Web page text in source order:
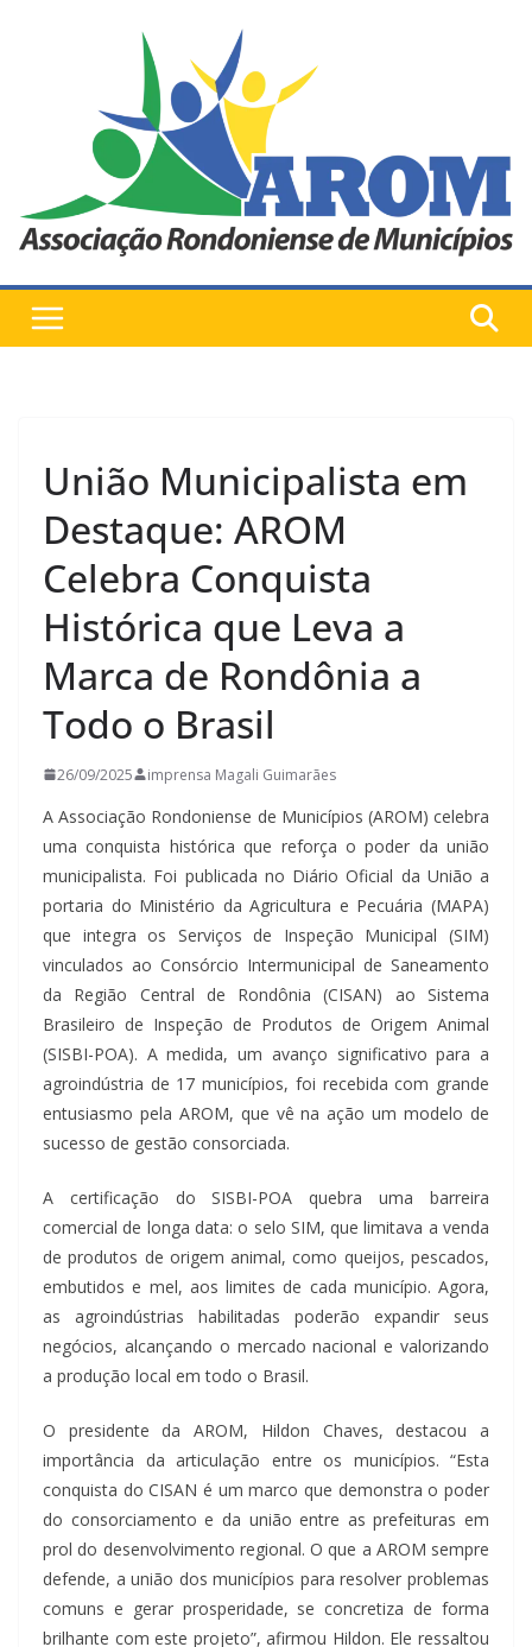
União Municipalista em
Destaque: AROM
Celebra Conquista
Histórica que Leva a
Marca de Rondônia a
Todo o Brasil
26/09/2025 imprensa Magali Guimarães
A Associação Rondoniense de Municípios (AROM) celebra
uma conquista histórica que reforça o poder da união
municipalista. Foi publicada no Diário Oficial da União a
portaria do Ministério da Agricultura e Pecuária (MAPA)
que integra os Serviços de Inspeção Municipal (SIM)
vinculados ao Consórcio Intermunicipal de Saneamento
da Região Central de Rondônia (CISAN) ao Sistema
Brasileiro de Inspeção de Produtos de Origem Animal
(SISBI-POA). A medida, um avanço significativo para a
agroindústria de 17 municípios, foi recebida com grande
entusiasmo pela AROM, que vê na ação um modelo de
sucesso de gestão consorciada.
A certificação do SISBI-POA quebra uma barreira
comercial de longa data: o selo SIM, que limitava a venda
de produtos de origem animal, como queijos, pescados,
embutidos e mel, aos limites de cada município. Agora,
as agroindústrias habilitadas poderão expandir seus
negócios, alcançando o mercado nacional e valorizando
a produção local em todo o Brasil.
O presidente da AROM, Hildon Chaves, destacou a
importância da articulação entre os municípios. “Esta
conquista do CISAN é um marco que demonstra o poder
do consorciamento e da união entre as prefeituras em
prol do desenvolvimento regional. O que a AROM sempre
defende, a união dos municípios para resolver problemas
comuns e gerar prosperidade, se concretiza de forma
brilhante com este projeto”, afirmou Hildon. Ele ressaltou